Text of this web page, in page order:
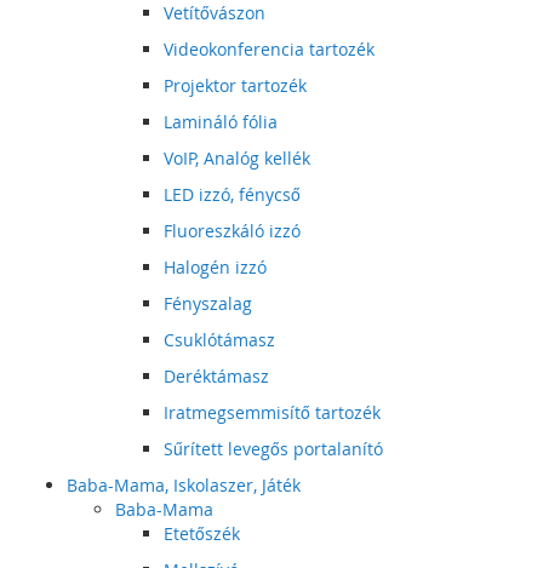
Vetítővászon
Videokonferencia tartozék
Projektor tartozék
Lamináló fólia
VoIP, Analóg kellék
LED izzó, fénycső
Fluoreszkáló izzó
Halogén izzó
Fényszalag
Csuklótámasz
Deréktámasz
Iratmegsemmisítő tartozék
Sűrített levegős portalanító
Baba-Mama, Iskolaszer, Játék
Baba-Mama
Etetőszék